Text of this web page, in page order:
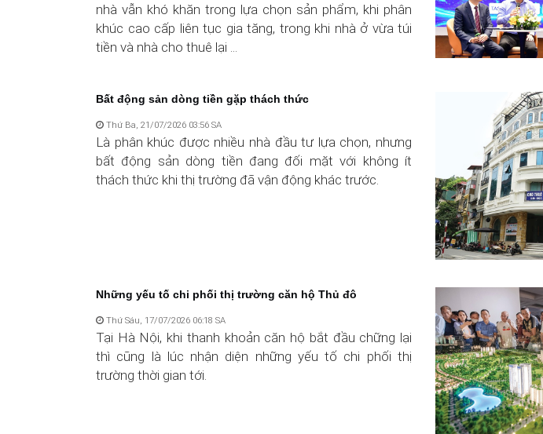
nhà vẫn khó khăn trong lựa chọn sản phẩm, khi phân
khúc cao cấp liên tục gia tăng, trong khi nhà ở vừa túi
tiền và nhà cho thuê lại ...
Bất động sản dòng tiền gặp thách thức
Thứ Ba, 21/07/2026 03:56 SA
Là phân khúc được nhiều nhà đầu tư lựa chọn, nhưng
bất động sản dòng tiền đang đối mặt với không ít
thách thức khi thị trường đã vận động khác trước.
Những yếu tố chi phối thị trường căn hộ Thủ đô
Thứ Sáu, 17/07/2026 06:18 SA
Tại Hà Nội, khi thanh khoản căn hộ bắt đầu chững lại
thì cũng là lúc nhận diện những yếu tố chi phối thị
trường thời gian tới.